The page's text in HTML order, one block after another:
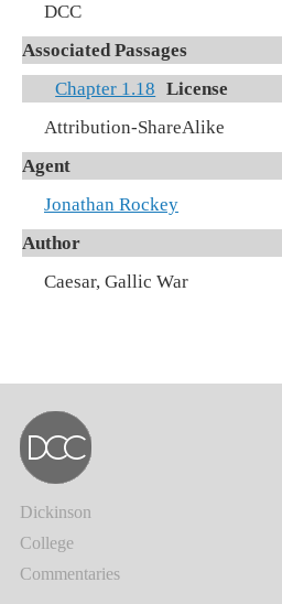
DCC
Associated Passages
Chapter 1.18 License
Attribution-ShareAlike
Agent
Jonathan Rockey
Author
Caesar, Gallic War
Dickinson
College
Commentaries